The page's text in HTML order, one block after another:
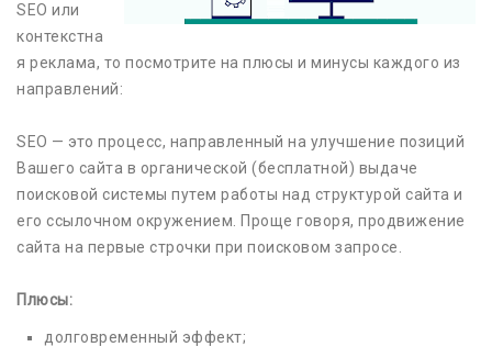
SEO или
контекстна
я реклама, то посмотрите на плюсы и минусы каждого из
направлений:
SEO — это процесс, направленный на улучшение позиций
Вашего сайта в органической (бесплатной) выдаче
поисковой системы путем работы над структурой сайта и
его ссылочном окружением. Проще говоря, продвижение
сайта на первые строчки при поисковом запросе.
Плюсы:
долговременный эффект;